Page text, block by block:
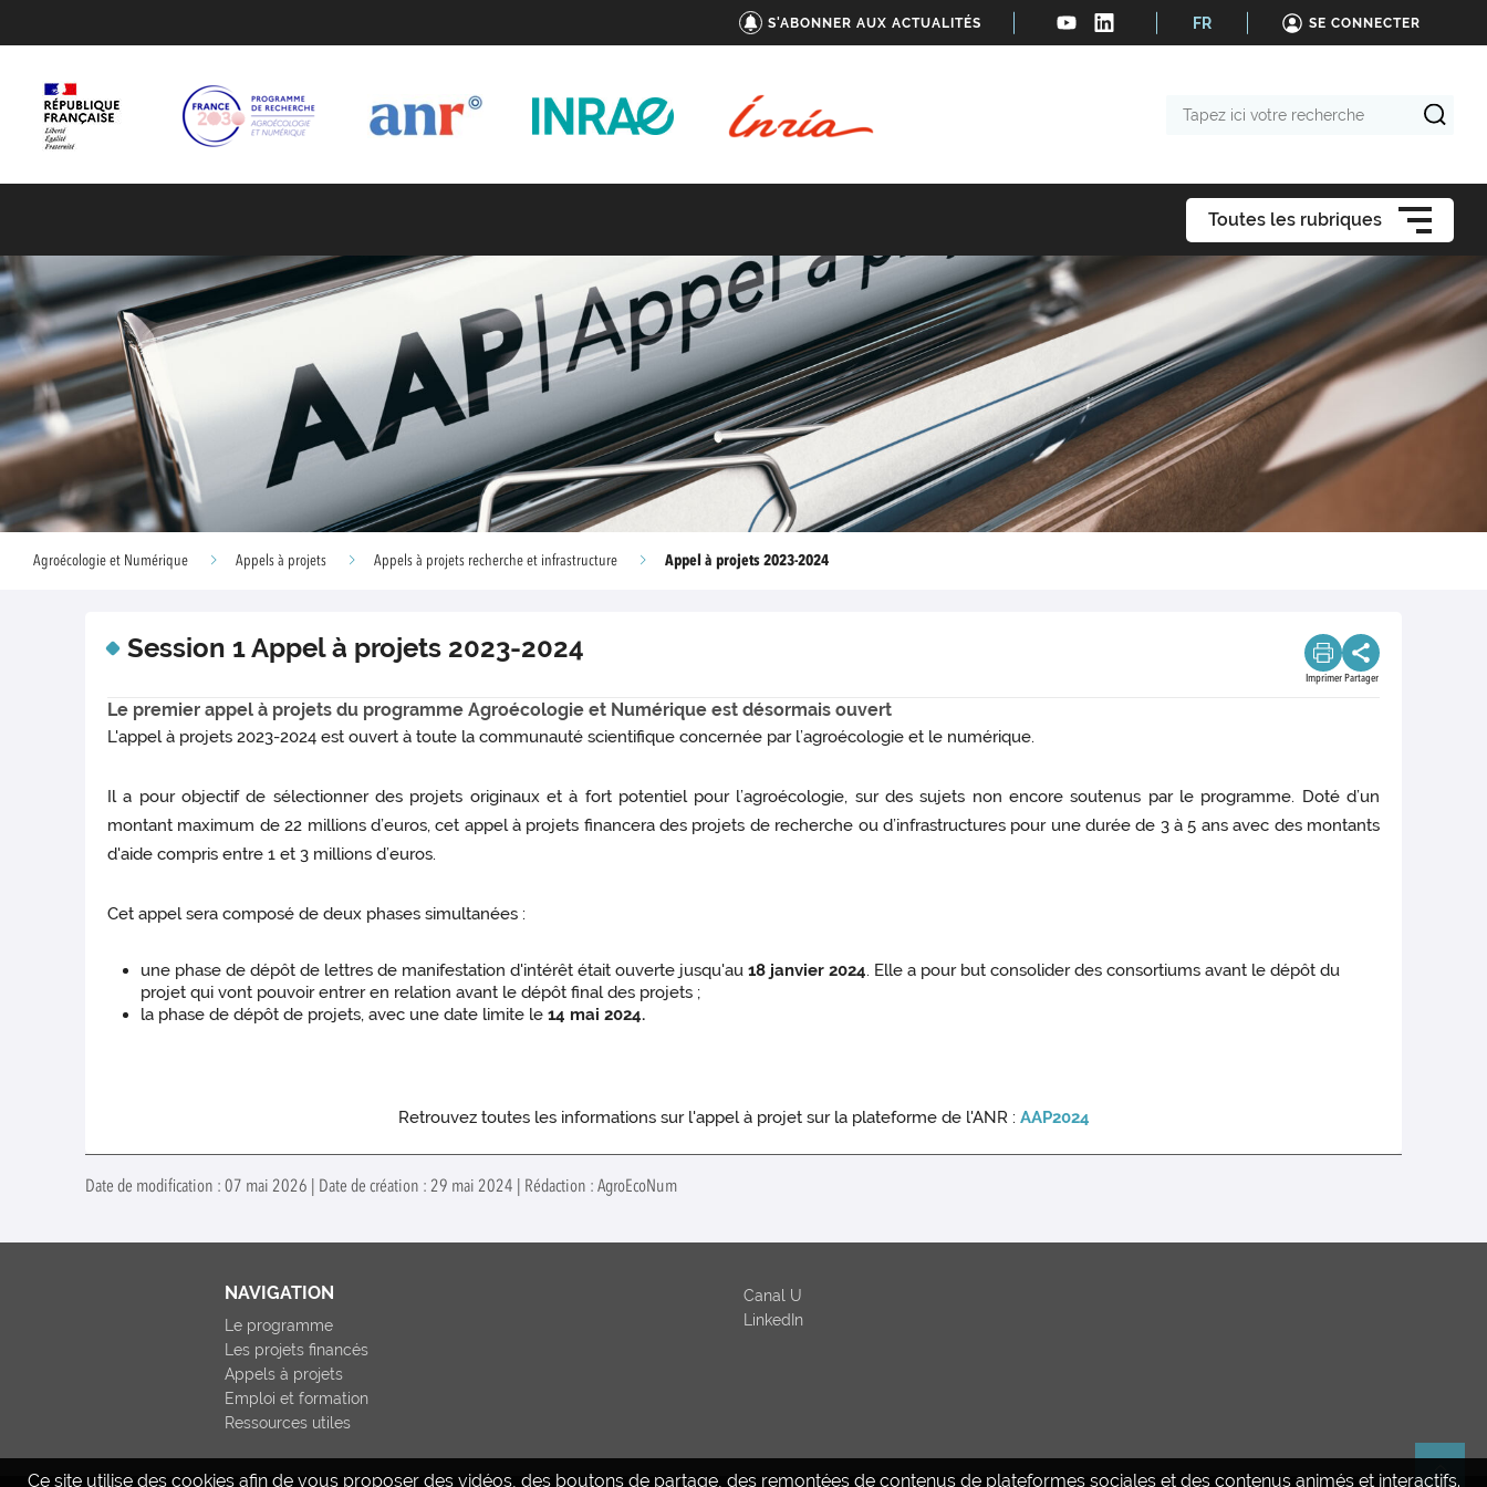
S'ABONNER AUX ACTUALITÉS FR SE CONNECTER
Toutes les rubriques
Agroécologie et Numérique Appels à projets Appels à projets recherche et infrastructure Appel à projets 2023-2024
Session 1 Appel à projets 2023-2024
Imprimer Partager
Le premier appel à projets du programme Agroécologie et Numérique est désormais ouvert
L'appel à projets 2023-2024 est ouvert à toute la communauté scientifique concernée par l’agroécologie et le numérique.
Il a pour objectif de sélectionner des projets originaux et à fort potentiel pour l’agroécologie, sur des sujets non encore soutenus par le programme. Doté d’un
montant maximum de 22 millions d’euros, cet appel à projets financera des projets de recherche ou d’infrastructures pour une durée de 3 à 5 ans avec des montants
d'aide compris entre 1 et 3 millions d’euros.
Cet appel sera composé de deux phases simultanées :
une phase de dépôt de lettres de manifestation d'intérêt était ouverte jusqu'au18 janvier 2024. Elle a pour but consolider des consortiums avant le dépôt du
projet qui vont pouvoir entrer en relation avant le dépôt final des projets ;
la phase de dépôt de projets, avec une date limite le14 mai 2024.
Retrouvez toutes les informations sur l'appel à projet sur la plateforme de l'ANR : AAP2024
Date de modification : 07 mai 2026 | Date de création : 29 mai 2024 | Rédaction : AgroEcoNum
Ce site utilise des cookies afin de vous proposer des vidéos, des boutons de partage, des remontées de contenus de plateformes sociales et des contenus animés et interactifs.
NAVIGATION
Le programme
Les projets financés
Appels à projets
Emploi et formation
Ressources utiles
Canal U
LinkedIn